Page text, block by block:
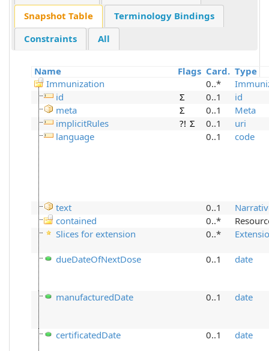
Snapshot Table
Terminology Bindings
Constraints
All
Name Flags Card. Type
Immunization
0..*
id
Σ 0..1
id
meta
Σ 0..1
Meta
implicitRules
?! Σ 0..1
uri
language
0..1 code
text 0..1
contained
0..*
Slices for extension
0..*
dueDateOfNextDose 0..1 date
manufacturedDate 0..1 date
certificatedDate 0..1 date